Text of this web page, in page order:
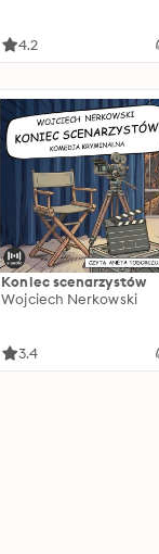
4.2
Koniec scenarzystów
Wojciech Nerkowski
3.4